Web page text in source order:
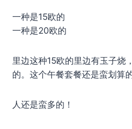
一种是15欧的
一种是20欧的
里边这种15欧的里边有玉子烧
的。这个午餐套餐还是蛮划算
人还是蛮多的！